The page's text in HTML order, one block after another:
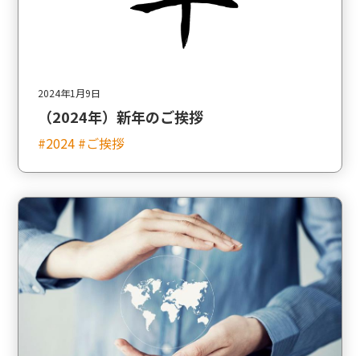
2024年1月9日
（2024年）新年のご挨拶
#2024 #ご挨拶